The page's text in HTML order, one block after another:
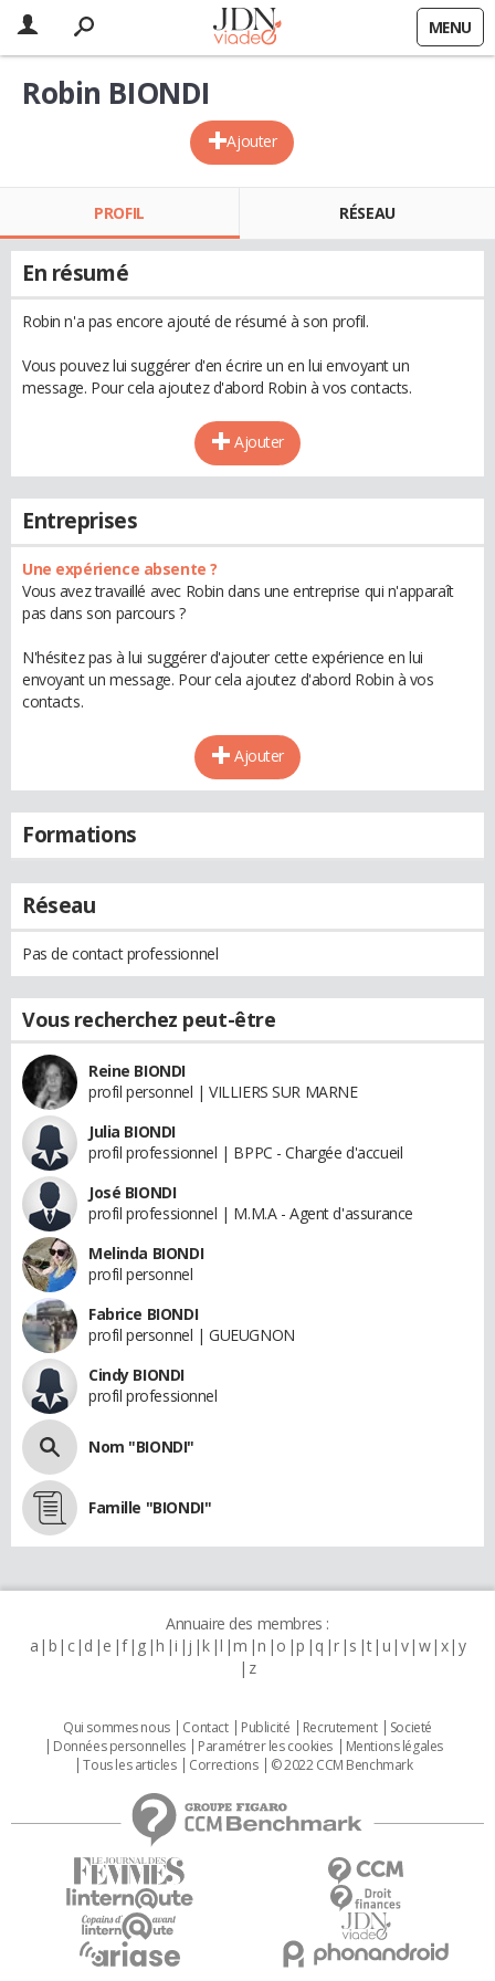
MENU
Ajouter
Robin BIONDI
PROFIL RÉSEAU
En résumé
Robin n'a pas encore ajouté de résumé à son profil.
Vous pouvez lui suggérer d'en écrire un en lui envoyant un
message. Pour cela ajoutez d'abord Robin à vos contacts.
Ajouter
Entreprises
Une expérience absente ?
Vous avez travaillé avec Robin dans une entreprise qui n'apparaît
pas dans son parcours ?
N'hésitez pas à lui suggérer d'ajouter cette expérience en lui
envoyant un message. Pour cela ajoutez d'abord Robin à vos
contacts.
Ajouter
Formations
Réseau
Pas de contact professionnel
Vous recherchez peut-être
Reine BIONDI
profil personnel | VILLIERS SUR MARNE
Julia BIONDI
profil professionnel | BPPC - Chargée d'accueil
José BIONDI
profil professionnel | M.M.A - Agent d'assurance
Melinda BIONDI
profil personnel
Fabrice BIONDI
profil personnel | GUEUGNON
Cindy BIONDI
profil professionnel
Nom "BIONDI"
Famille "BIONDI"
Annuaire des membres :
a b c d e f g h i j k l m n o p q r s t u v w x y
z
Qui sommes nous Contact Publicité Recrutement
Societé
Données personnelles
Paramétrer les cookies
Mentions légales
Tous les articles
Corrections © 2022 CCM Benchmark